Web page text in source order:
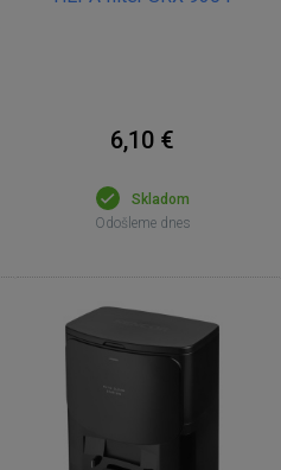
6,10 €
Skladom
Odošleme dnes